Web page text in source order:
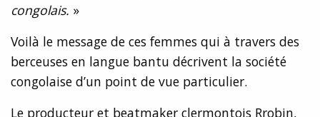
congolais. »
Voilà le message de ces femmes qui à travers des
berceuses en langue bantu décrivent la société
congolaise d’un point de vue particulier.
Le producteur et beatmaker clermontois Rrobin,